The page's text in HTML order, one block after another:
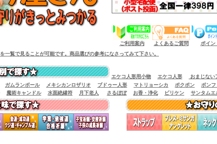
ご利用案内 よくあるご質問
ポイン
可能です。商品選びの参考になさってみて下さい。
エケコ人形用小物 エケコ人形
おまじない
ガムランボール メキシカンロザリオ ブドゥー人形 マトリョーシカ ポクポン
ボン
魔術キャンドル 水面絶縁符 月下老人 さるぼぼ お香・浄化 ビリケン サンタムエ